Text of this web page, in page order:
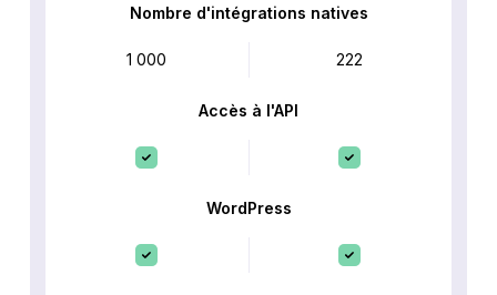
Nombre d'intégrations natives
1 000 222
Accès à l'API
WordPress